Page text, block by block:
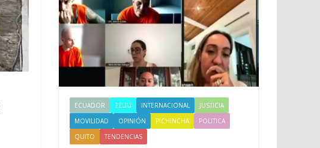
ECUADOR EEUU INTERNACIONAL
JUSTICIA
MOVILIDAD
OPINIÓN PICHINCHA
POLITICA
QUITO
TENDENCIAS